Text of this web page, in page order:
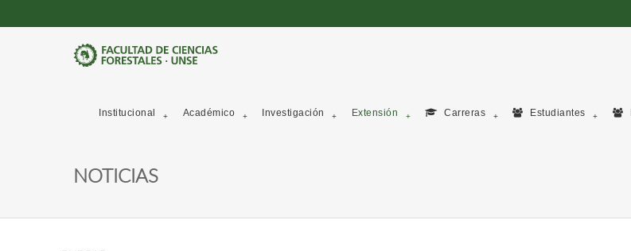
Institucional Académico Investigación Extensión Carreras Estudiantes
NOTICIAS